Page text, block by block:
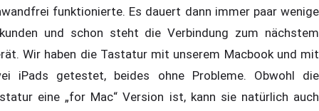
funktionierte. Es dauert dann immer paar wenige
und schon steht die Verbindung zum nächstem
Wir haben die Tastatur mit unserem Macbook und mit
iPads getestet, beides ohne Probleme. Obwohl die
eine „for Mac“ Version ist, kann sie natürlich auch